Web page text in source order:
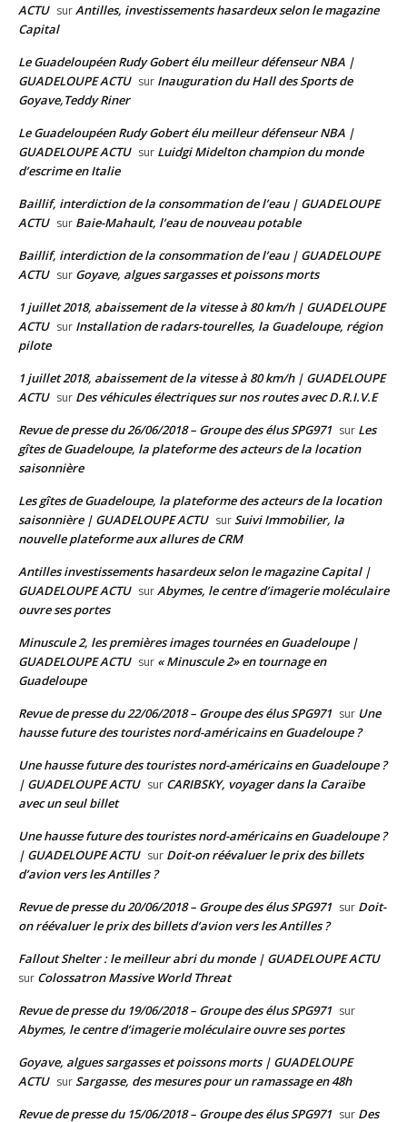
ACTU surAntilles, investissements hasardeux selon le magazine
Capital
Le Guadeloupéen Rudy Gobert élu meilleur défenseur NBA |
GUADELOUPE ACTU sur Inauguration du Hall des Sports de
Goyave,Teddy Riner
Le Guadeloupéen Rudy Gobert élu meilleur défenseur NBA |
GUADELOUPE ACTU sur Luidgi Midelton champion du monde
d’escrime en Italie
Baillif, interdiction de la consommation de l’eau | GUADELOUPE
ACTU sur Baie-Mahault, l’eau de nouveau potable
Baillif, interdiction de la consommation de l’eau | GUADELOUPE
ACTU sur Goyave, algues sargasses et poissons morts
1 juillet 2018, abaissement de la vitesse à 80 km/h | GUADELOUPE
ACTU sur Installation de radars-tourelles, la Guadeloupe, région
pilote
1 juillet 2018, abaissement de la vitesse à 80 km/h | GUADELOUPE
ACTU sur Des véhicules électriques sur nos routes avec D.R.I.V.E
Revue de presse du 26/06/2018 – Groupe des élus SPG971 sur Les
gîtes de Guadeloupe, la plateforme des acteurs de la location
saisonnière
Les gîtes de Guadeloupe, la plateforme des acteurs de la location
saisonnière | GUADELOUPE ACTU surSuivi Immobilier, la
nouvelle plateforme aux allures de CRM
Antilles investissements hasardeux selon le magazine Capital |
GUADELOUPE ACTU surAbymes, le centre d’imagerie moléculaire
ouvre ses portes
Minuscule 2, les premières images tournées en Guadeloupe |
GUADELOUPE ACTU sur « Minuscule 2» en tournage en
Guadeloupe
Revue de presse du 22/06/2018 – Groupe des élus SPG971 sur Une
hausse future des touristes nord-américains en Guadeloupe ?
Une hausse future des touristes nord-américains en Guadeloupe ?
| GUADELOUPE ACTU sur CARIBSKY, voyager dans la Caraïbe
avec un seul billet
Une hausse future des touristes nord-américains en Guadeloupe ?
| GUADELOUPE ACTU sur Doit-on réévaluer le prix des billets
d’avion vers les Antilles ?
Revue de presse du 20/06/2018 – Groupe des élus SPG971 sur Doit-
on réévaluer le prix des billets d’avion vers les Antilles ?
Fallout Shelter : le meilleur abri du monde | GUADELOUPE ACTU
sur Colossatron Massive World Threat
Revue de presse du 19/06/2018 – Groupe des élus SPG971 sur
Abymes, le centre d’imagerie moléculaire ouvre ses portes
Goyave, algues sargasses et poissons morts | GUADELOUPE
ACTU surSargasse, des mesures pour un ramassage en 48h
Revue de presse du 15/06/2018 – Groupe des élus SPG971 sur Des